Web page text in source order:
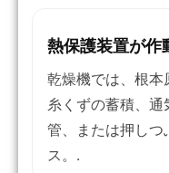
熱保護装置が作
乾燥機では、根本
糸くずの蓄積、
管、または押しつ
ス。.